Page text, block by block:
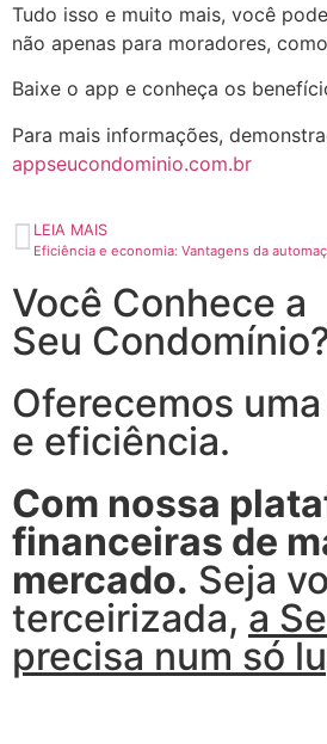
Tudo isso e muito mais, você
não apenas para moradores,
Baixe o app e conheça os
Para mais informações,
appseucondominio.com.br
LEIA MAIS
Eficiência e economia: Vantagens da
Você Conhece a
Seu
Oferecemos
e eficiência.
Com nossa
financeiras de
mercado. Seja
terceirizada,a
precisa num só